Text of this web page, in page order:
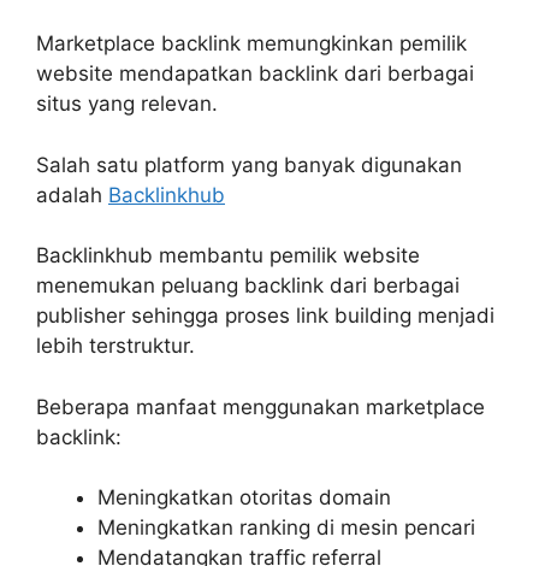
Marketplace backlink memungkinkan pemilik
website mendapatkan backlink dari berbagai
situs yang relevan.
Salah satu platform yang banyak digunakan
adalah Backlinkhub
Backlinkhub membantu pemilik website
menemukan peluang backlink dari berbagai
publisher sehingga proses link building menjadi
lebih terstruktur.
Beberapa manfaat menggunakan marketplace
backlink:
Meningkatkan otoritas domain
Meningkatkan ranking di mesin pencari
Mendatangkan traffic referral